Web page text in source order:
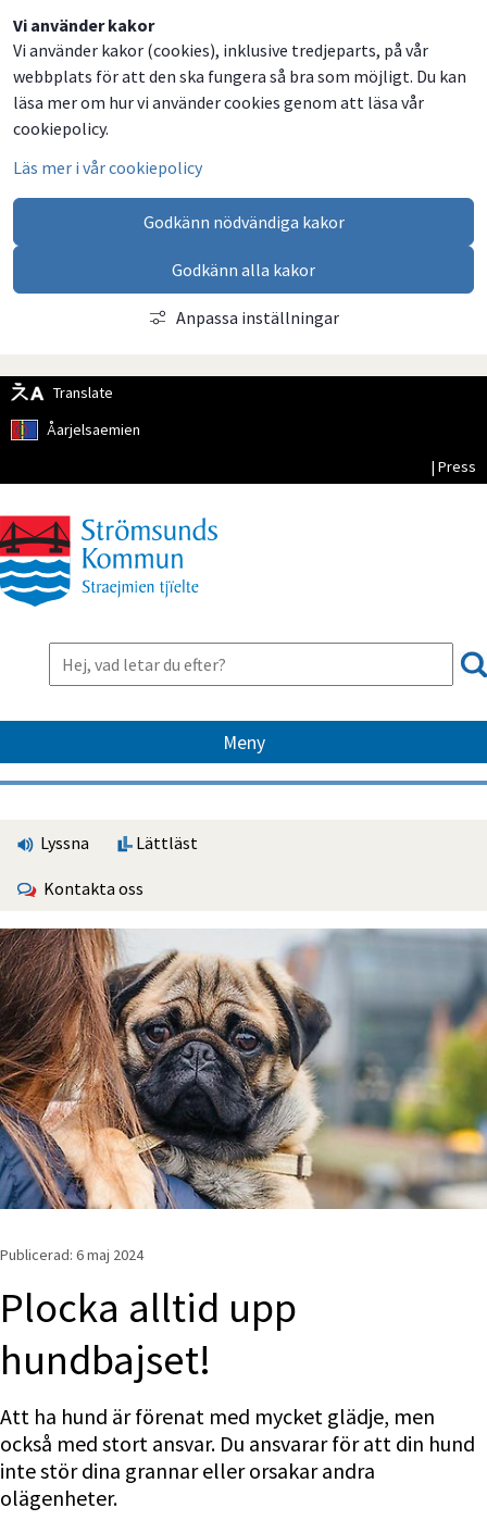
Vi använder kakor
Vi använder kakor (cookies), inklusive tredjeparts, på vår
webbplats för att den ska fungera så bra som möjligt. Du kan
läsa mer om hur vi använder cookies genom att läsa vår
cookiepolicy.
Läs mer i vår cookiepolicy
Godkänn nödvändiga kakor
Godkänn alla kakor
Anpassa inställningar
Translate
Åarjelsaemien
| Press
Meny
Lyssna Lättläst
Kontakta oss
Publicerad: 6 maj 2024
Plocka alltid upp
hundbajset!
Att ha hund är förenat med mycket glädje, men
också med stort ansvar. Du ansvarar för att din hund
inte stör dina grannar eller orsakar andra
olägenheter.
Dela
på
Facebook
Dela
på
Twitter
Dela
på
LinkedIn
Dela
via
email